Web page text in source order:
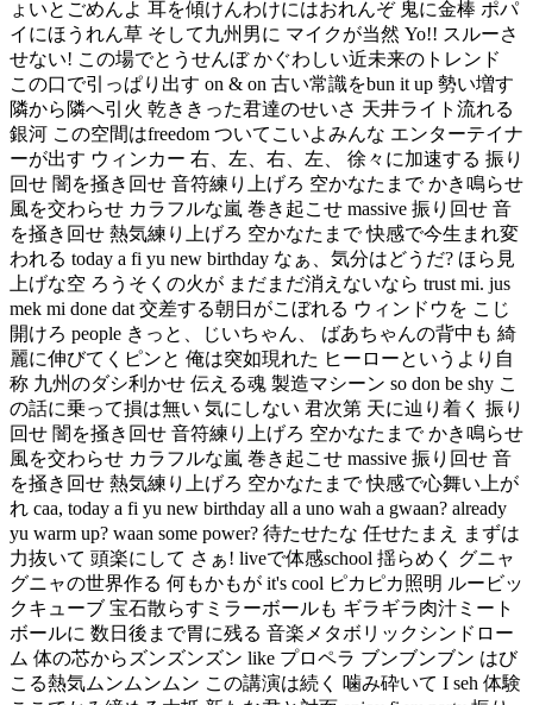
ょいとごめんよ 耳を傾けんわけにはおれんぞ 鬼に金棒 ポパ
イにほうれん草 そして九州男に マイクが当然 Yo!! スルーさ
せない! この場でとうせんぼ かぐわしい近未来のトレンド
この口で引っぱり出す on & on 古い常識をbun it up 勢い増す
隣から隣へ引火 乾ききった君達のせいさ 天井ライト流れる
銀河 この空間はfreedom ついてこいよみんな エンターテイナ
ーが出す ウィンカー 右、左、右、左、 徐々に加速する 振り
回せ 闇を掻き回せ 音符練り上げろ 空かなたまで かき鳴らせ
風を交わらせ カラフルな嵐 巻き起こせ massive 振り回せ 音
を掻き回せ 熱気練り上げろ 空かなたまで 快感で今生まれ変
われる today a fi yu new birthday なぁ、気分はどうだ? ほら見
上げな空 ろうそくの火が まだまだ消えないなら trust mi. jus
mek mi done dat 交差する朝日がこぼれる ウィンドウを こじ
開けろ people きっと、じいちゃん、 ばあちゃんの背中も 綺
麗に伸びてくピンと 俺は突如現れた ヒーローというより自
称 九州のダシ利かせ 伝える魂 製造マシーン so don be shy こ
の話に乗って損は無い 気にしない 君次第 天に辿り着く 振り
回せ 闇を掻き回せ 音符練り上げろ 空かなたまで かき鳴らせ
風を交わらせ カラフルな嵐 巻き起こせ massive 振り回せ 音
を掻き回せ 熱気練り上げろ 空かなたまで 快感で心舞い上が
れ caa, today a fi yu new birthday all a uno wah a gwaan? already
yu warm up? waan some power? 待たせたな 任せたまえ まずは
力抜いて 頭楽にして さぁ! liveで体感school 揺らめく グニャ
グニャの世界作る 何もかもが it's cool ピカピカ照明 ルービッ
クキューブ 宝石散らすミラーボールも ギラギラ肉汁ミート
ボールに 数日後まで胃に残る 音楽メタボリックシンドロー
ム 体の芯からズンズンズン like プロペラ ブンブンブン はび
こる熱気ムンムンムン この講演は続く 噛み砕いて I seh 体験